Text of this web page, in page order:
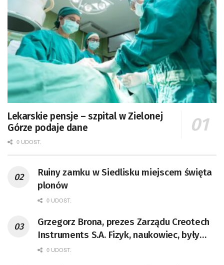
Lekarskie pensje – szpital w Zielonej
Górze podaje dane
0 UDOST.
Ruiny zamku w Siedlisku miejscem święta
plonów
0 UDOST.
Grzegorz Brona, prezes Zarządu Creotech
Instruments S.A. Fizyk, naukowiec, były
pracownik CERN w Genewie,
0 UDOST.